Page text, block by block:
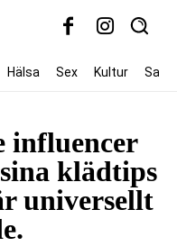
Hälsa Sex Kultur
influencer
klädtips
universellt